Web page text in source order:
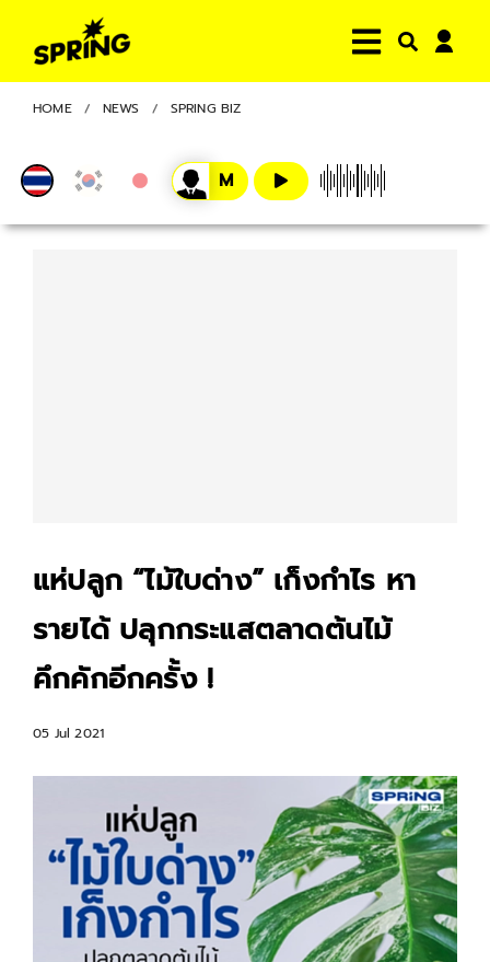
HOME NEWS SPRING BIZ
แห่ปลูก “ไม้ใบด่าง” เก็งกำไร หา
รายได้ ปลุกกระแสตลาดต้นไม้
คึกคักอีกครั้ง !
05 Jul 2021